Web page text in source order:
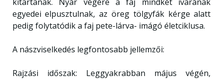
egyedei elpusztulnak, az öreg tölgyfák kérge alatt
pedig folytatódik a faj pete-lárva- imágó életciklusa.
A nászviselkedés legfontosabb jellemzői:
Rajzási időszak: Leggyakrabban május végén,